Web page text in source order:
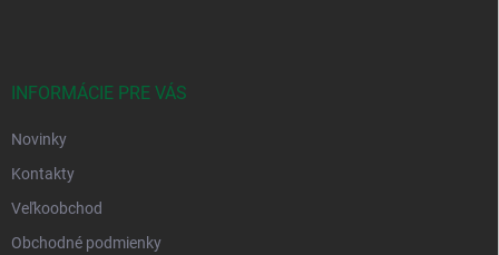
INFORMÁCIE PRE VÁS
Novinky
Kontakty
Veľkoobchod
Obchodné podmienky